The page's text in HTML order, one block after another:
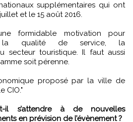
supplémentaires qui ont
et le 15 août 2016.
formidable motivation pour
la qualité de service, la
secteur touristique. Il faut aussi
soit pérenne.
proposé par la ville de
CIO."
il s’attendre à de nouvelles
en prévision de l’évènement ?